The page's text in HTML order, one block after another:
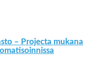
– Projecta mukana